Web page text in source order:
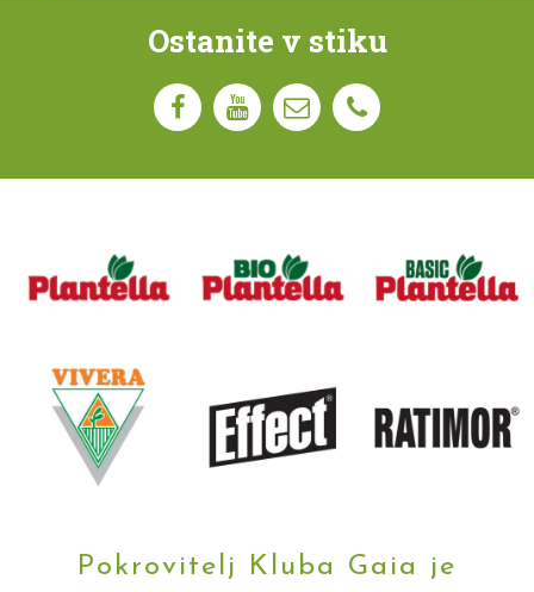
Ostanite v stiku
Pokrovitelj Kluba Gaia je